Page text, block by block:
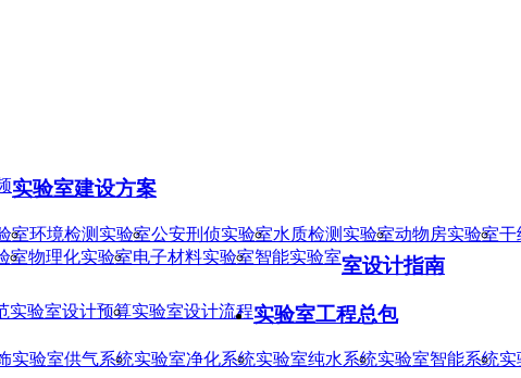
实验室建设方案
室环境检测实验室公安刑侦实验室水质检测实验室动物房实验室干
室物理化实验室电子材料实验室智能实验室室设计指南
实验室设计预算实验室设计流程实验室工程总包
实验室供气系统实验室净化系统实验室纯水系统实验室智能系统实